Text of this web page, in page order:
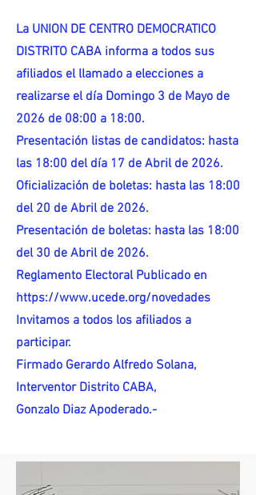
La UNION DE CENTRO DEMOCRATICO
DISTRITO CABA informa a todos sus
afiliados el llamado a elecciones a
realizarse el día Domingo 3 de Mayo de
2026 de 08:00 a 18:00.
Presentación listas de candidatos: hasta
las 18:00 del día 17 de Abril de 2026.
Oficialización de boletas: hasta las 18:00
del 20 de Abril de 2026.
Presentación de boletas: hasta las 18:00
del 30 de Abril de 2026.
Reglamento Electoral Publicado en
https://www.ucede.org/novedades
Invitamos a todos los afiliados a
participar.
Firmado Gerardo Alfredo Solana,
Interventor Distrito CABA,
Gonzalo Diaz Apoderado.-